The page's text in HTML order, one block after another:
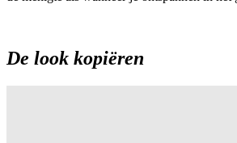
De look kopiëren